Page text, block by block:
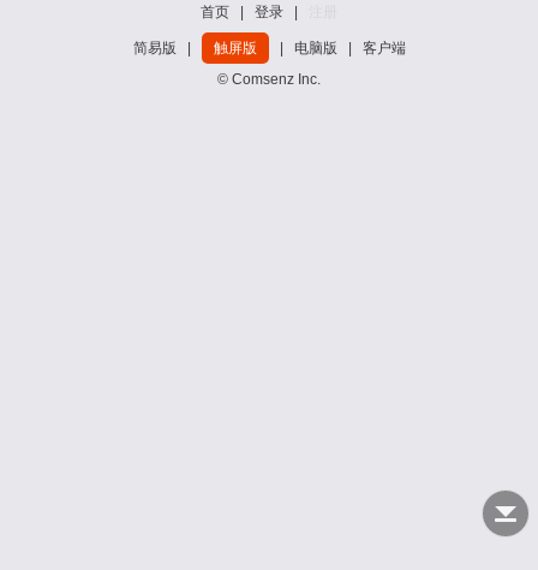
首页 登录
简易版 触屏版 电脑版
客户端
© Comsenz Inc.